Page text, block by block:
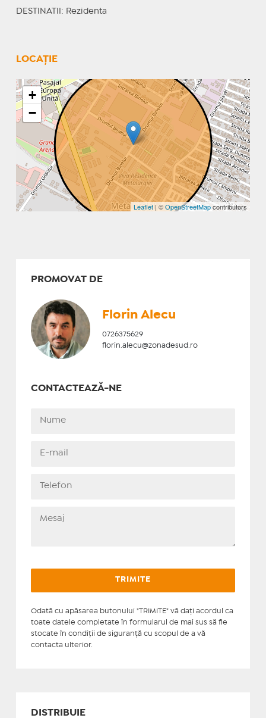
DESTINATII : Rezidenta
LOCAȚIE
+
−
Leaflet | ©OpenStreetMapcontributors
PROMOVAT DE
Florin Alecu
0726375629
florin.alecu@zonadesud.ro
CONTACTEAZĂ-NE
Odată cu apăsarea butonului "TRIMITE" vă daţi acordul ca
toate datele completate în formularul de mai sus să fie
stocate în condiţii de siguranţă cu scopul de a vă
contacta ulterior.
DISTRIBUIE